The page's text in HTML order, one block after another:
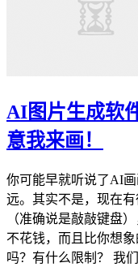
AI图片生成软
意我来画！
你可能早就听说了AI
远。其实不是，现在
（准确说是敲敲键盘
不花钱，而且比你想
吗？有什么限制？ 我